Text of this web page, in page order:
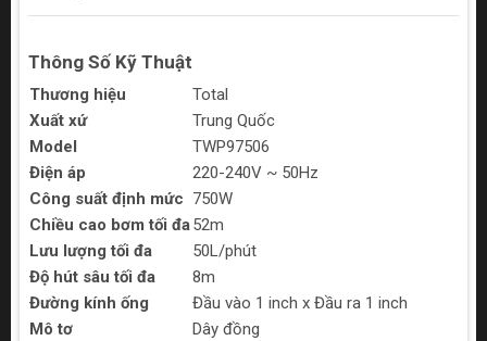
Thông Số Kỹ Thuật
Thương hiệu
Total
Xuất xứ
Trung Quốc
Model
TWP97506
Điện áp
220-240V ~ 50Hz
Công suất định mức 750W
Chiều cao bơm tối đa52m
Lưu lượng tối đa
50L/phút
Độ hút sâu tối đa
8m
Đường kính ống
Đầu vào 1 inch x Đầu ra 1 inch
Mô tơ
Dây đồng